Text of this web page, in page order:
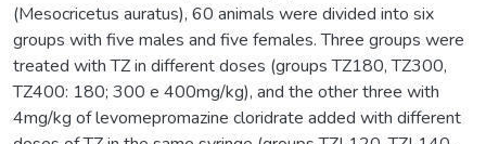
(Mesocricetus auratus), 60 animals were divided into six
groups with five males and five females. Three groups were
treated with TZ in different doses (groups TZ180, TZ300,
TZ400: 180; 300 e 400mg/kg), and the other three with
4mg/kg of levomepromazine cloridrate added with different